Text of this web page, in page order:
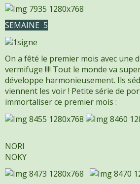
SEMAINE 5
On a fêté le premier mois avec une
vermifuge !!!! Tout le monde va
développe harmonieusement. Ils
viennent les voir ! Petite série de
immortaliser ce premier mois :
NOKY